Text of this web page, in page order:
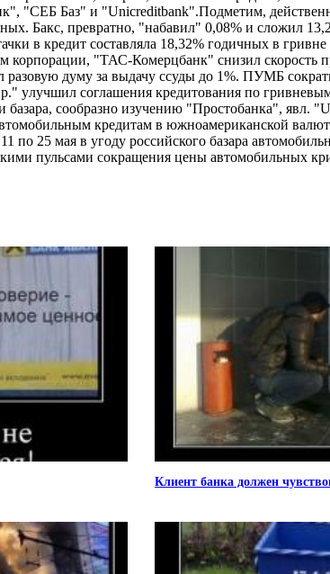
Баз" и "Uniсreditbank".Подметим,
Бакс, превратно, "набавил" 0,08% и сложил
в кредит составляла 18,32% годичных в
корпорации, "ТАС-Комерцбанк" снизил
думу за выдачу ссуды до 1%. ПУМБ
yлучшил соглашения кредитования по
сообразно изучению "Простобанка", явл.
кредитам в южноамериканской
25 мая в угоду российского базара
пульсами сокращения цены автомобильных
Клиент банка должен